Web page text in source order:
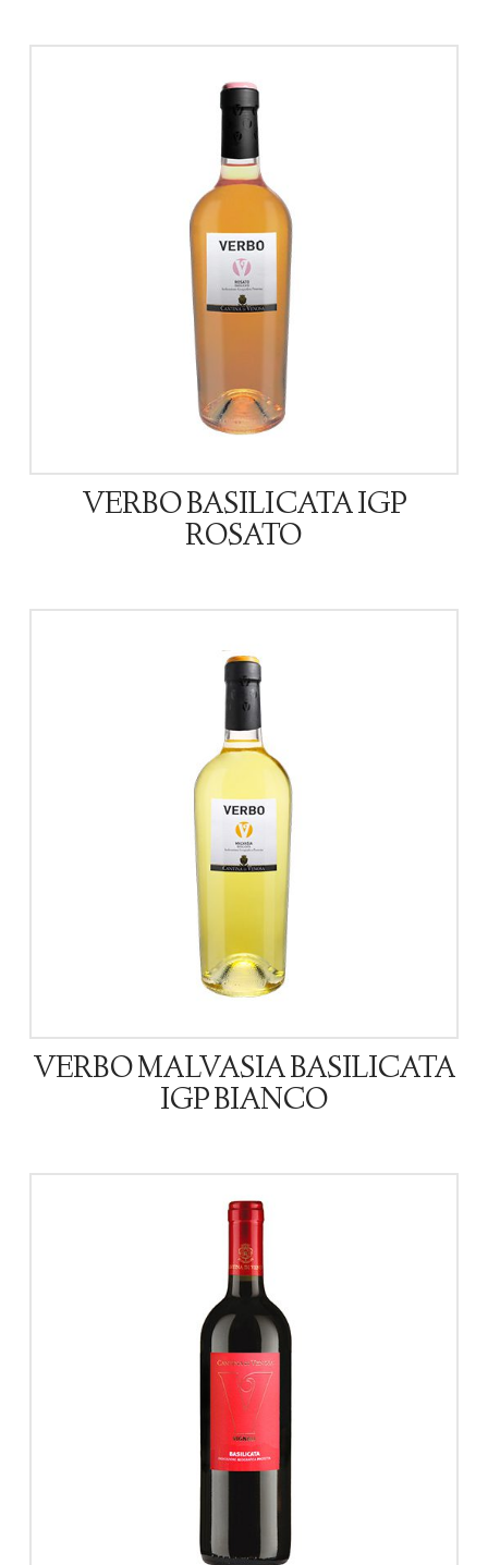
VERBO BASILICATA IGP
ROSATO
VERBO MALVASIA BASILICATA
IGP BIANCO